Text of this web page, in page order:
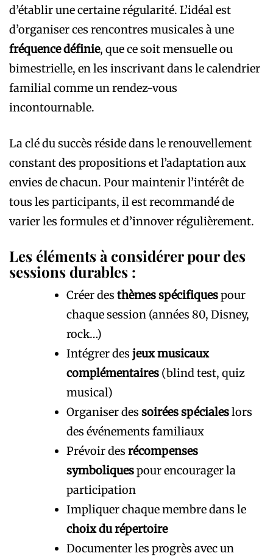
d’établir une certaine régularité. L’idéal est
d’organiser ces rencontres musicales à une
fréquence définie, que ce soit mensuelle ou
bimestrielle, en les inscrivant dans le calendrier
familial comme un rendez-vous
incontournable.
La clé du succès réside dans le renouvellement
constant des propositions et l’adaptation aux
envies de chacun. Pour maintenir l’intérêt de
tous les participants, il est recommandé de
varier les formules et d’innover régulièrement.
Les éléments à considérer pour des
sessions durables :
Créer des thèmes spécifiquespour
chaque session (années 80, Disney,
rock…)
Intégrer des jeux musicaux
complémentaires (blind test, quiz
musical)
Organiser des soirées spécialeslors
des événements familiaux
Prévoir des récompenses
symboliquespour encourager la
participation
Impliquer chaque membre dans le
choix du répertoire
Documenter les progrès avec un